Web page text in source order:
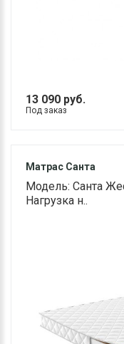
13 090 руб.
Под заказ
Матрас Санта
Модель: Санта
Нагрузка н..